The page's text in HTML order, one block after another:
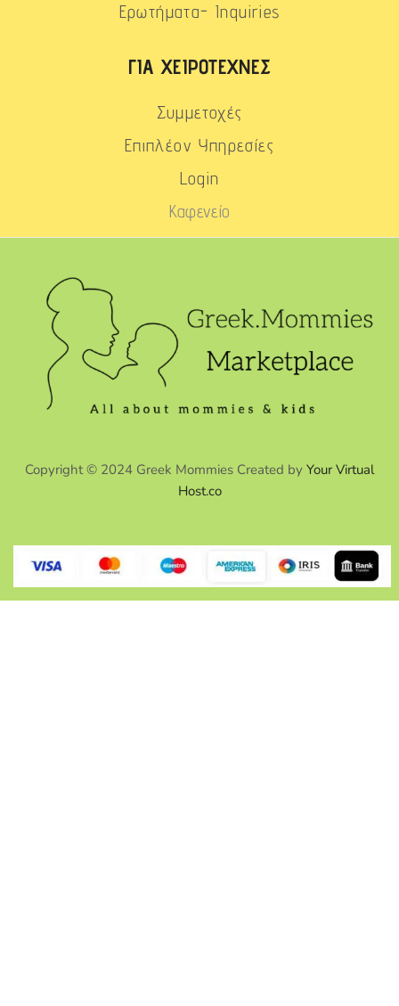
Ερωτήματα- Inquiries
ΓΙΑ ΧΕΙΡΟΤΈΧΝΕΣ
Συμμετοχές
Επιπλέον Υπηρεσίες
Login
Καφενείο
Copyright © 2024 Greek Mommies Created by Your Virtual
Host.co